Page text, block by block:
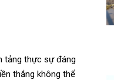
tảng thực sự đáng
thắng không thể